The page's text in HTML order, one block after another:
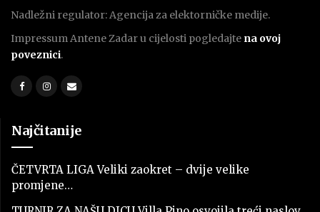
Nadležni regulator: Agencija za elektorničke medije.
Impressum Antene Zadar u cijelosti pogledajte na ovoj
poveznici.
Najčitanije
ČETVRTA LIGA Veliki zaokret – dvije velike
promjene…